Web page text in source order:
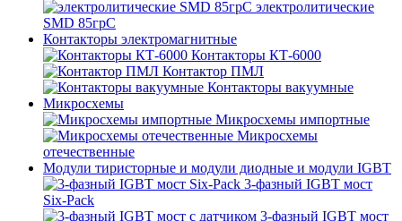
электролитические
SMD 85грС
Контакторы электромагнитные
Контакторы КТ-6000
Контактор ПМЛ
Контакторы вакуумные
Микросхемы
Микросхемы импортные
Микросхемы
отечественные
Модули тиристорные и модули диодные и модули IGBT
3-фазный IGBT мост
Six-Pack
3-фазный IGBT мост